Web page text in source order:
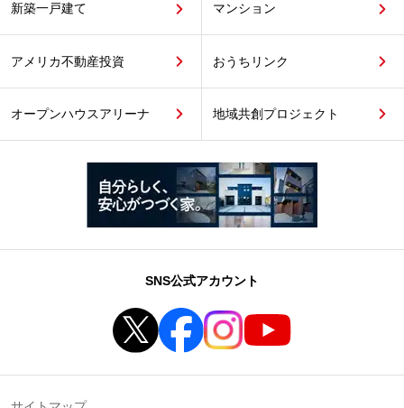
新築一戸建て マンション
アメリカ不動産投資 おうちリンク
オープンハウスアリーナ 地域共創プロジェクト
SNS公式アカウント